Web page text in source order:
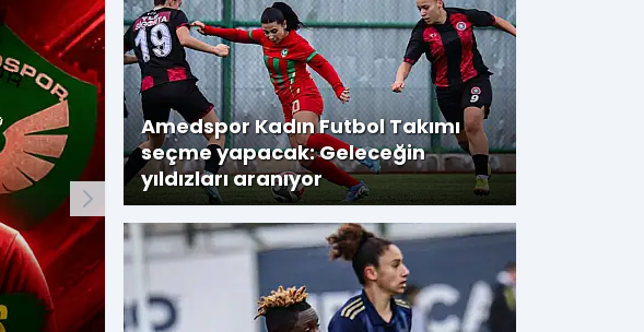
Amedspor'dan orta
Amedspor Kadın Futbol Takımı
seçme yapacak: Geleceğin
yıldızları aranıyor